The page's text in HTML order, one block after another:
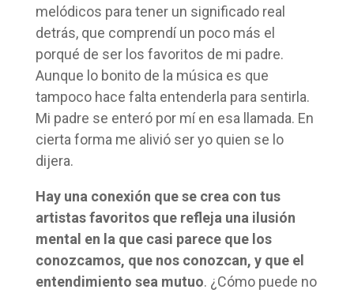
melódicos para tener un significado real
detrás, que comprendí un poco más el
porqué de ser los favoritos de mi padre.
Aunque lo bonito de la música es que
tampoco hace falta entenderla para sentirla.
Mi padre se enteró por mí en esa llamada. En
cierta forma me alivió ser yo quien se lo
dijera.
Hay una conexión que se crea con tus
artistas favoritos que refleja una ilusión
mental en la que casi parece que los
conozcamos, que nos conozcan, y que el
entendimiento sea mutuo. ¿Cómo puede no